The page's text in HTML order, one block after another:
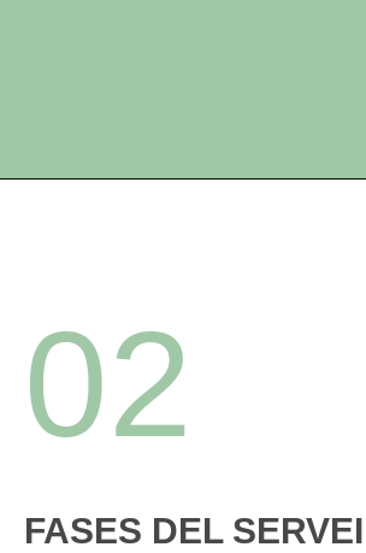
02
FASES DEL SERVEI